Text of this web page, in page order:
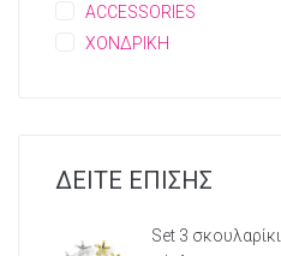
ACCESSORIES
ΧΟΝΔΡΙΚΗ
ΔΕΙΤΕ ΕΠΙΣΗΣ
Set 3